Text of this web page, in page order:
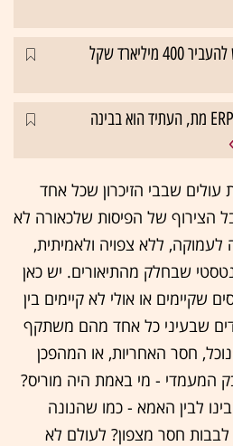
חשיפת גלובס: נתניהו דורש להעביר 400 מיליארד שקל
מנכ"ל Rimini Street: “ה-ERP מת, העתיד הוא בבינה
שבבי הזיכרון שכל אחד
הצירוף של הפיסות שלכאורה לא
ללא צפויה ולאמיתית,
שבחלק מהתיאורים. יש כאן
שקיימים או אולי לא קיימים בין
שבעיני כל אחד מהם משתקף
חסר האחריות, או המהפכן
המעמדי - מי באמת היה מוריס?
לבין האמא - כמו שהנונה
חסר מצפון? לעולם לא